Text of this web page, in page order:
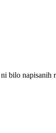
bilo napisanih